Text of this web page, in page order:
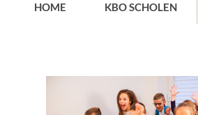
HOME KBO SCHOLEN